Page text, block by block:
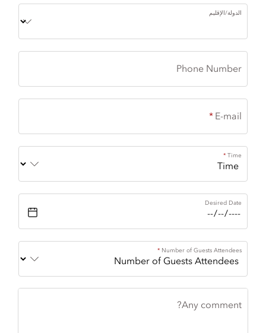
الدولة/الإقليم
Phone Number
E-mail
Time
Desired Date
Number of Guests Attendees
Any comment?